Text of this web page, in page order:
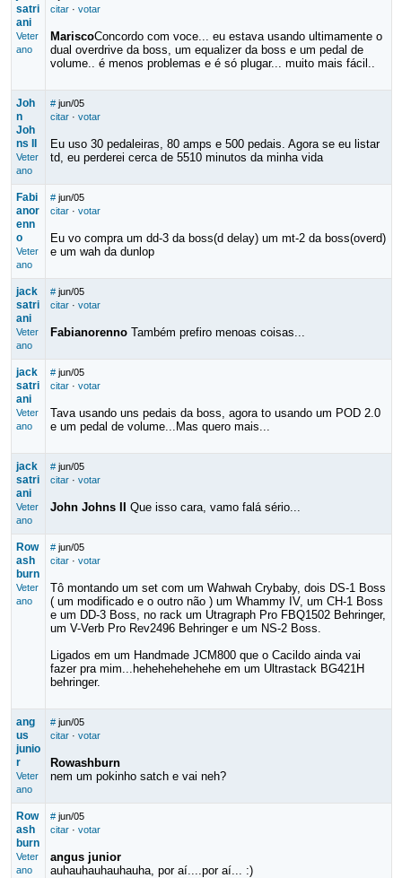
satri
ani
Veter
ano
citar· votar
MariscoConcordo com voce... eu estava usando ultimamente o
dual overdrive da boss, um equalizer da boss e um pedal de
volume.. é menos problemas e é só plugar... muito mais fácil..
Joh
n
Joh
ns II
Veter
ano
# jun/05
citar· votar
Eu uso 30 pedaleiras, 80 amps e 500 pedais. Agora se eu listar
td, eu perderei cerca de 5510 minutos da minha vida
Fabi
anor
enn
o
Veter
ano
# jun/05
citar· votar
Eu vo compra um dd-3 da boss(d delay) um mt-2 da boss(overd)
e um wah da dunlop
jack
satri
ani
Veter
ano
# jun/05
citar· votar
FabianorennoTambém prefiro menoas coisas...
jack
satri
ani
Veter
ano
# jun/05
citar· votar
Tava usando uns pedais da boss, agora to usando um POD 2.0
e um pedal de volume...Mas quero mais...
jack
satri
ani
Veter
ano
# jun/05
citar· votar
John Johns II Que isso cara, vamo falá sério...
Row
ash
burn
Veter
ano
# jun/05
citar· votar
Tô montando um set com um Wahwah Crybaby, dois DS-1 Boss
( um modificado e o outro não ) um Whammy IV, um CH-1 Boss
e um DD-3 Boss, no rack um Utragraph Pro FBQ1502 Behringer,
um V-Verb Pro Rev2496 Behringer e um NS-2 Boss.
Ligados em um Handmade JCM800 que o Cacildo ainda vai
fazer pra mim...hehehehehehehe em um Ultrastack BG421H
behringer.
ang
us
junio
r
Veter
ano
# jun/05
citar· votar
Rowashburn
nem um pokinho satch e vai neh?
Row
ash
burn
Veter
ano
# jun/05
citar· votar
angus junior
auhauhauhauhauha, por aí....por aí... :)